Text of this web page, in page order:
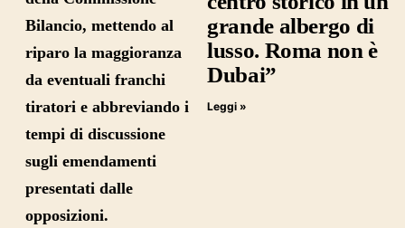
Bilancio, mettendo al
riparo la maggioranza
da eventuali franchi
tiratori e abbreviando i
tempi di discussione
sugli emendamenti
presentati dalle
opposizioni.
grande albergo di
lusso. Roma non è
Dubai”
Leggi »